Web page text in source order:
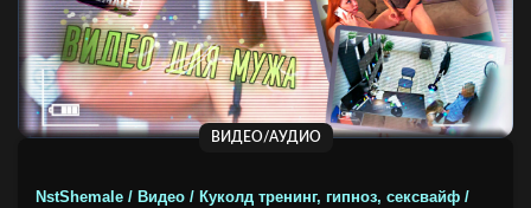
ВИДЕО/АУДИО
NstShemale / Видео / Куколд тренинг, гипноз, сексвайф /